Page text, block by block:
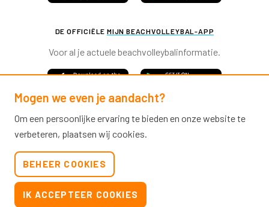
DE OFFICIËLE MIJN BEACHVOLLEYBAL-APP
Voor al je actuele beachvolleybalinformatie.
Nieuwsbrieven
Mogen we even je aandacht?
Om een persoonlijke ervaring te bieden en onze website te
verbeteren, plaatsen wij cookies.
BEHEER COOKIES
IK ACCEPTEER COOKIES